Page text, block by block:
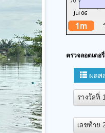
ตรวจลอตเตอรี่